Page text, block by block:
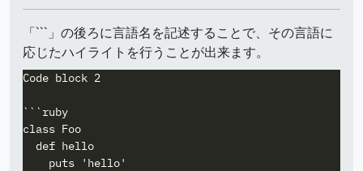
「```」の後ろに言語名を記述することで、その言語に
応じたハイライトを行うことが出来ます。
Code block 2
```ruby
class Foo
  def hello
    puts 'hello'